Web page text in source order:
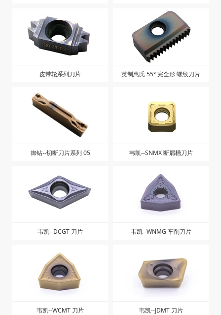
片
皮带轮系列刀片 英制惠氏 55° 完全形 螺纹刀片
御钻--切断刀片系列 05 韦凯--SNMX 断屑槽刀片
韦凯--DCGT 刀片 韦凯--WNMG 车削刀片
韦凯--WCMT 刀片 韦凯--JDMT 刀片